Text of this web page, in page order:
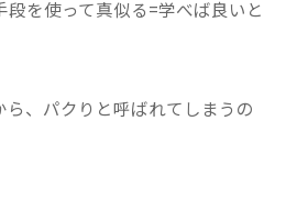
を使って真似る=学べば良いと
ら、パクりと呼ばれてしまうの